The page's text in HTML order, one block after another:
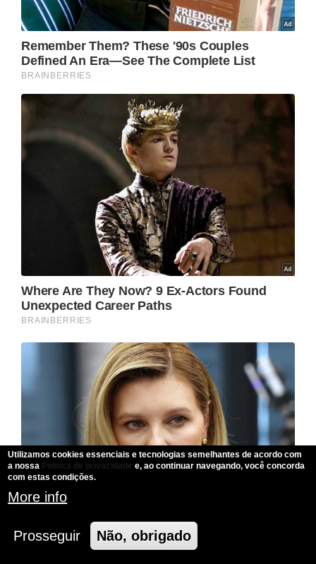
Utilizamos cookies essenciais e tecnologias semelhantes de acordo com
a nossa Politica de privacidade e, ao continuar navegando, você concorda
com estas condições.
More info
Prosseguir Não, obrigado